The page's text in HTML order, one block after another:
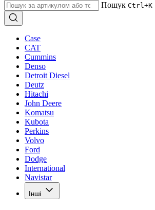
Пошук Ctrl+K
Case
CAT
Cummins
Denso
Detroit Diesel
Deutz
Hitachi
John Deere
Komatsu
Kubota
Perkins
Volvo
Ford
Dodge
International
Navistar
Інші